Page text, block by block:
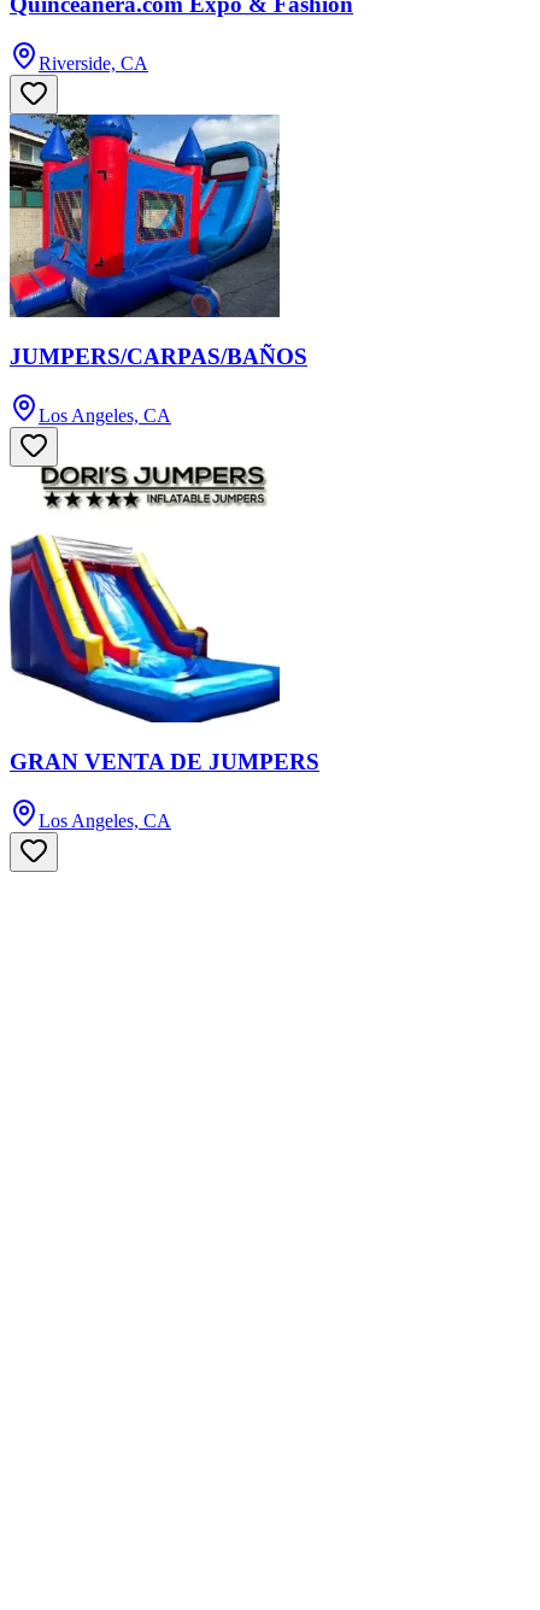
Riverside, CA
JUMPERS/CARPAS/BAÑOS
Los Angeles, CA
GRAN VENTA DE JUMPERS
Los Angeles, CA